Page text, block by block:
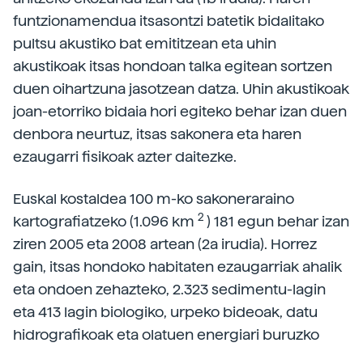
funtzionamendua itsasontzi batetik bidalitako
pultsu akustiko bat emititzean eta uhin
akustikoak itsas hondoan talka egitean sortzen
duen oihartzuna jasotzean datza. Uhin akustikoak
joan-etorriko bidaia hori egiteko behar izan duen
denbora neurtuz, itsas sakonera eta haren
ezaugarri fisikoak azter daitezke.
Euskal kostaldea 100 m-ko sakoneraraino
kartografiatzeko (1.096 km 2 ) 181 egun behar izan
ziren 2005 eta 2008 artean (2a irudia). Horrez
gain, itsas hondoko habitaten ezaugarriak ahalik
eta ondoen zehazteko, 2.323 sedimentu-lagin
eta 413 lagin biologiko, urpeko bideoak, datu
hidrografikoak eta olatuen energiari buruzko